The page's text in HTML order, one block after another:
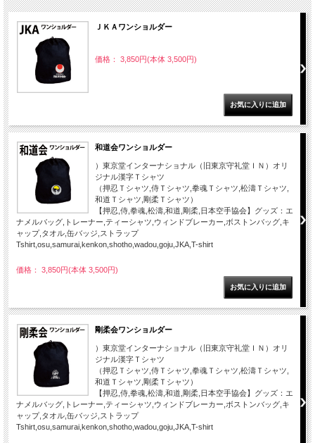
ＪＫＡワンショルダー
価格： 3,850円(本体 3,500円)
和道会ワンショルダー
）東京堂インターナショナル（旧東京守礼堂ＩＮ）オリ
ジナル漢字Ｔシャツ
（押忍Ｔシャツ,侍Ｔシャツ,拳魂Ｔシャツ,松濤Ｔシャツ,
和道Ｔシャツ,剛柔Ｔシャツ）
【押忍,侍,拳魂,松濤,和道,剛柔,日本空手協会】グッズ：エ
ナメルバッグ,トレーナー,ティーシャツ,ウィンドブレーカー,ボストンバッグ,キ
ャップ,タオル,缶バッジ,ストラップ
Tshirt,osu,samurai,kenkon,shotho,wadou,goju,JKA,T-shirt
価格： 3,850円(本体 3,500円)
剛柔会ワンショルダー
）東京堂インターナショナル（旧東京守礼堂ＩＮ）オリ
ジナル漢字Ｔシャツ
（押忍Ｔシャツ,侍Ｔシャツ,拳魂Ｔシャツ,松濤Ｔシャツ,
和道Ｔシャツ,剛柔Ｔシャツ）
【押忍,侍,拳魂,松濤,和道,剛柔,日本空手協会】グッズ：エ
ナメルバッグ,トレーナー,ティーシャツ,ウィンドブレーカー,ボストンバッグ,キ
ャップ,タオル,缶バッジ,ストラップ
Tshirt,osu,samurai,kenkon,shotho,wadou,goju,JKA,T-shirt